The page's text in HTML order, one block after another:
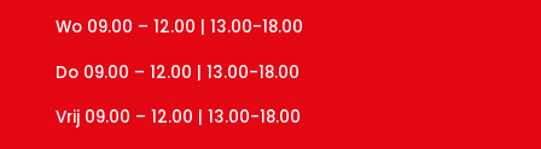
Wo 09.00 – 12.00 | 13.00-18.00
Do 09.00 – 12.00 | 13.00-18.00
Vrij 09.00 – 12.00 | 13.00-18.00